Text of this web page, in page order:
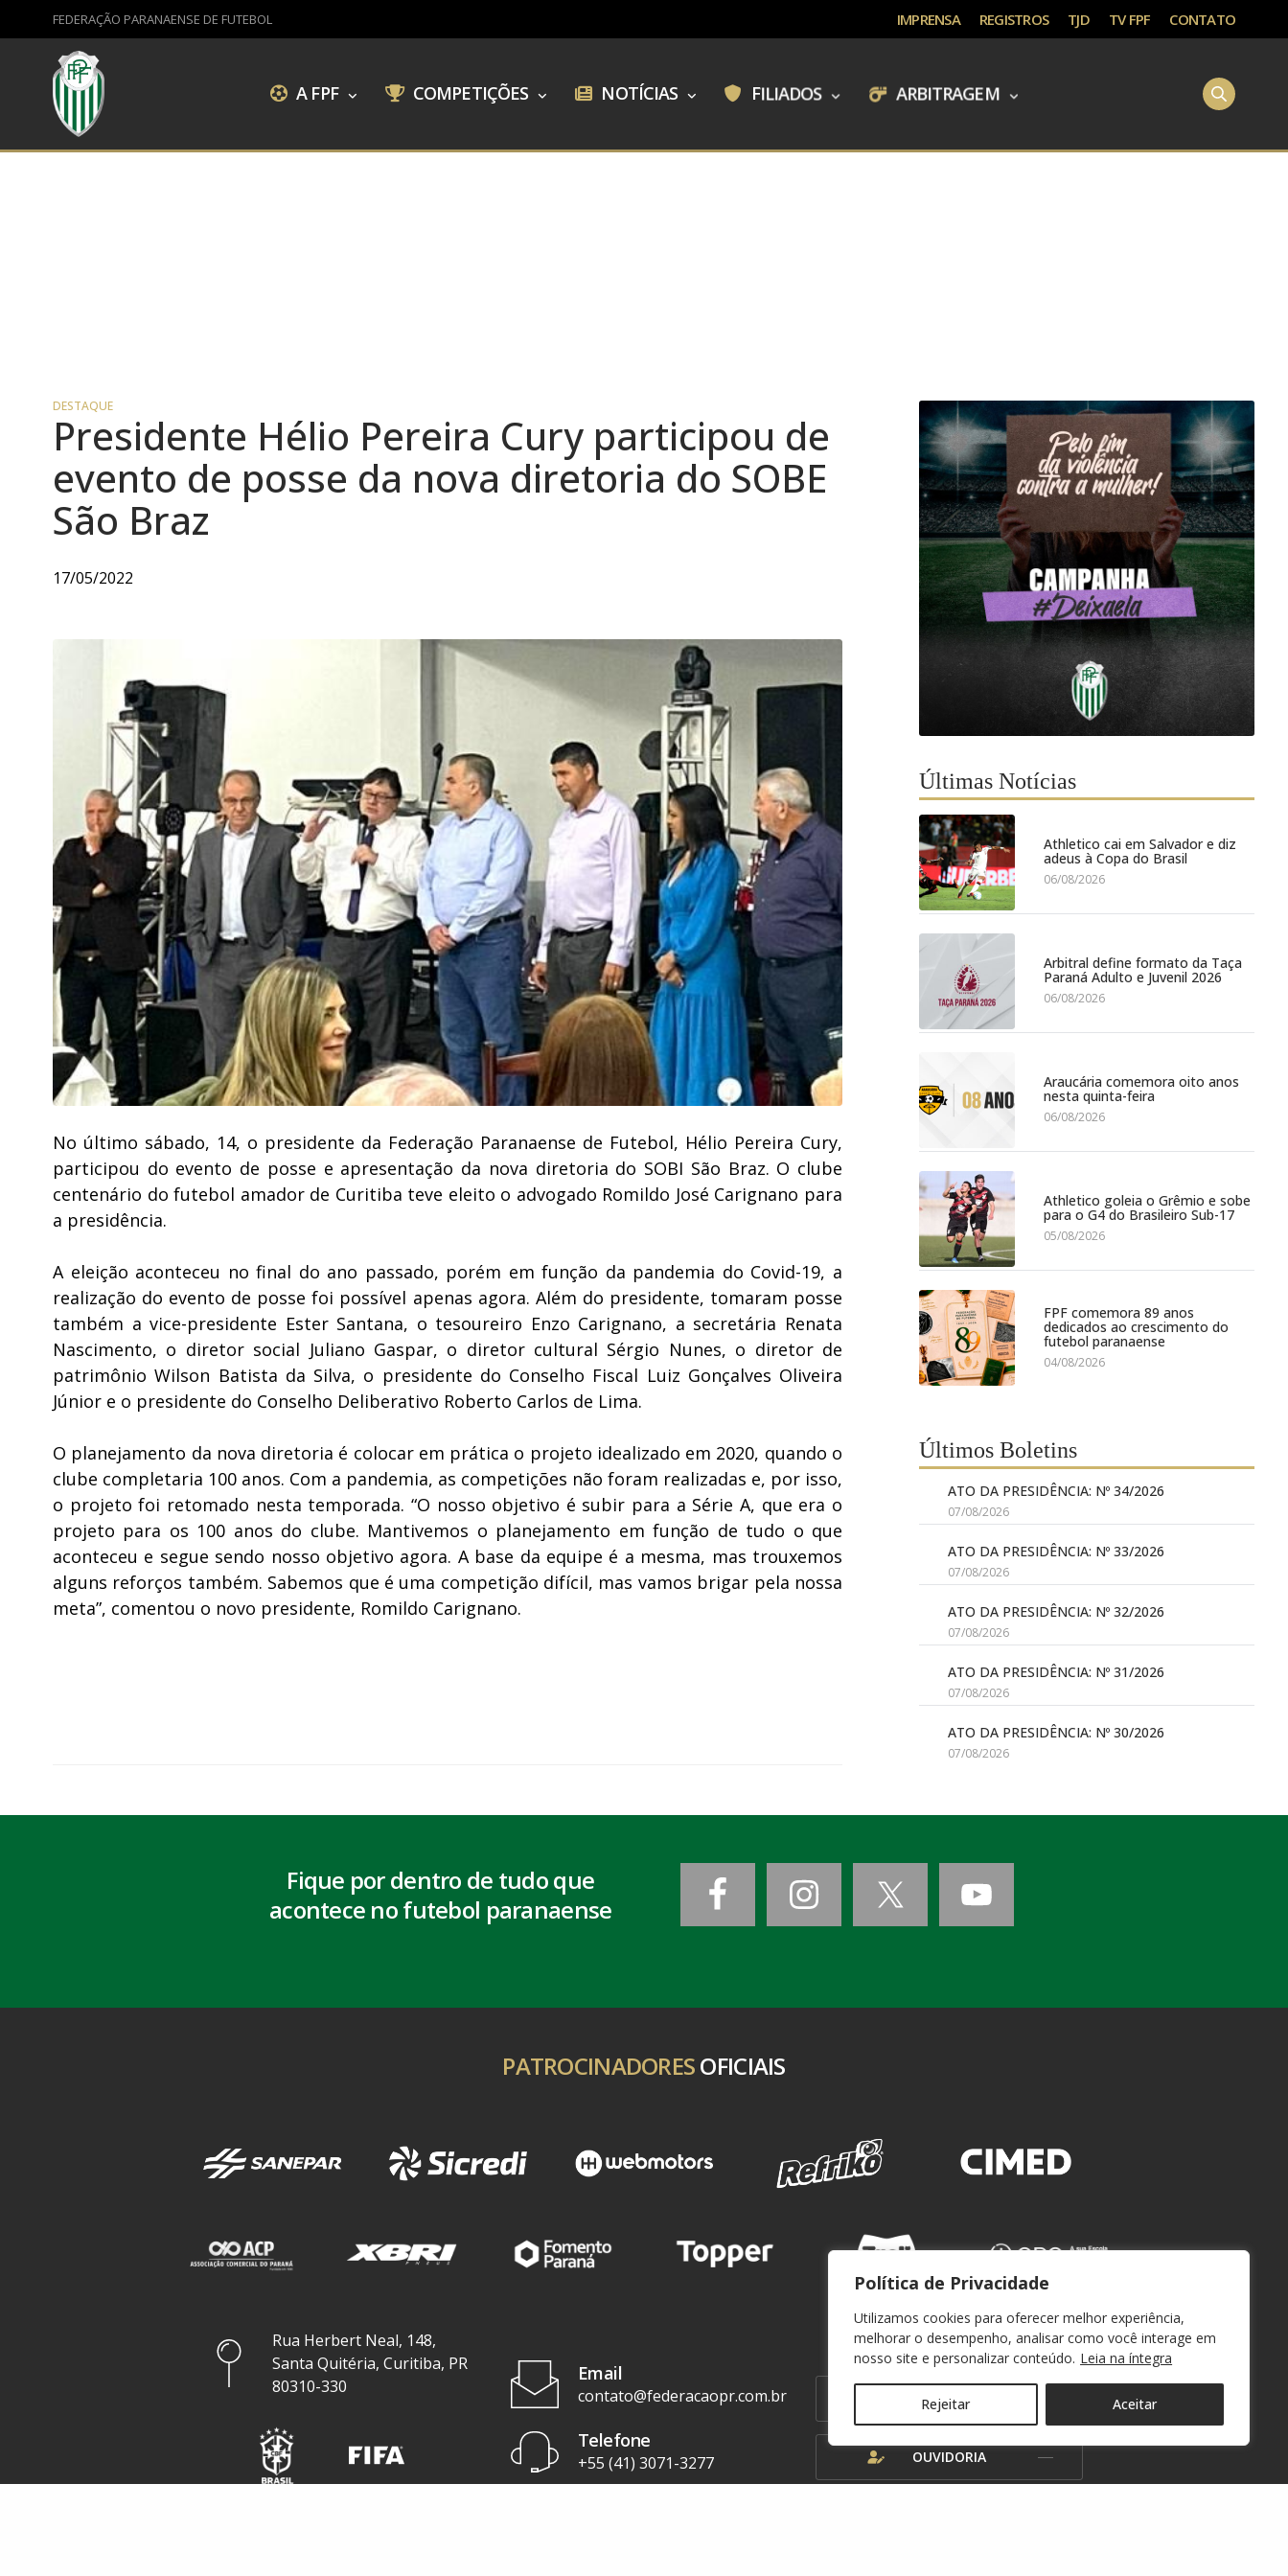
Política de Privacidade
Utilizamos cookies para oferecer melhor experiência,
melhorar o desempenho, analisar como você interage em
nosso site e personalizar conteúdo. Leia na íntegra
Rejeitar Aceitar
FEDERAÇÃO PARANAENSE DE FUTEBOL IMPRENSA REGISTROS TJD TV FPF CONTATO
A FPF COMPETIÇÕES NOTÍCIAS FILIADOS ARBITRAGEM
DESTAQUE
Presidente Hélio Pereira Cury participou de
evento de posse da nova diretoria do SOBE
São Braz
17/05/2022
No último sábado, 14, o presidente da Federação Paranaense de Futebol, Hélio Pereira Cury,
participou do evento de posse e apresentação da nova diretoria do SOBI São Braz. O clube
centenário do futebol amador de Curitiba teve eleito o advogado Romildo José Carignano para
a presidência.
A eleição aconteceu no final do ano passado, porém em função da pandemia do Covid-19, a
realização do evento de posse foi possível apenas agora. Além do presidente, tomaram posse
também a vice-presidente Ester Santana, o tesoureiro Enzo Carignano, a secretária Renata
Nascimento, o diretor social Juliano Gaspar, o diretor cultural Sérgio Nunes, o diretor de
patrimônio Wilson Batista da Silva, o presidente do Conselho Fiscal Luiz Gonçalves Oliveira
Júnior e o presidente do Conselho Deliberativo Roberto Carlos de Lima.
O planejamento da nova diretoria é colocar em prática o projeto idealizado em 2020, quando o
clube completaria 100 anos. Com a pandemia, as competições não foram realizadas e, por isso,
o projeto foi retomado nesta temporada. “O nosso objetivo é subir para a Série A, que era o
projeto para os 100 anos do clube. Mantivemos o planejamento em função de tudo o que
aconteceu e segue sendo nosso objetivo agora. A base da equipe é a mesma, mas trouxemos
alguns reforços também. Sabemos que é uma competição difícil, mas vamos brigar pela nossa
meta”, comentou o novo presidente, Romildo Carignano.
Últimas Notícias
Athletico cai em Salvador e diz
adeus à Copa do Brasil
06/08/2026
Arbitral define formato da Taça
Paraná Adulto e Juvenil 2026
06/08/2026
Araucária comemora oito anos
nesta quinta-feira
06/08/2026
Athletico goleia o Grêmio e sobe
para o G4 do Brasileiro Sub-17
05/08/2026
FPF comemora 89 anos
dedicados ao crescimento do
futebol paranaense
04/08/2026
Últimos Boletins
ATO DA PRESIDÊNCIA: Nº 34/2026
07/08/2026
ATO DA PRESIDÊNCIA: Nº 33/2026
07/08/2026
ATO DA PRESIDÊNCIA: Nº 32/2026
07/08/2026
ATO DA PRESIDÊNCIA: Nº 31/2026
07/08/2026
ATO DA PRESIDÊNCIA: Nº 30/2026
07/08/2026
Fique por dentro de tudo que
acontece no futebol paranaense
PATROCINADORESOFICIAIS
Rua Herbert Neal, 148,
Santa Quitéria, Curitiba, PR
80310-330
Email
contato@federacaopr.com.br
Telefone
+55 (41) 3071-3277
WEBMAIL
OUVIDORIA